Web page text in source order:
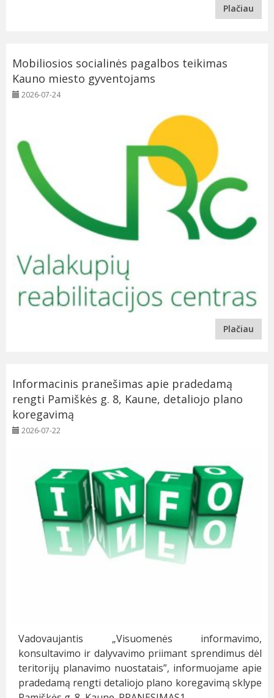
Plačiau
Mobiliosios socialinės pagalbos teikimas
Kauno miesto gyventojams
2026-07-24
Plačiau
Informacinis pranešimas apie pradedamą
rengti Pamiškės g. 8, Kaune, detaliojo plano
koregavimą
2026-07-22
Vadovaujantis „Visuomenės informavimo,
konsultavimo ir dalyvavimo priimant sprendimus dėl
teritorijų planavimo nuostatais”, informuojame apie
pradedamą rengti detaliojo plano koregavimą sklype